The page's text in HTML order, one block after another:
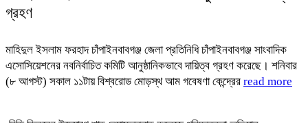
গ্রহণ
মাহিদুল ইসলাম ফরহাদ চাঁপাইনবাবগঞ্জ জেলা প্রতিনিধি চাঁপাইনবাবগঞ্জ সাংবাদিক
এসোসিয়েশনের নবনির্বাচিত কমিটি আনুষ্ঠানিকভাবে দায়িত্ব গ্রহণ করেছে। শনিবার
(৮ আগস্ট) সকাল ১১টায় বিশ্বরোড মোড়স্থ আম গবেষণা কেন্দ্রের read more